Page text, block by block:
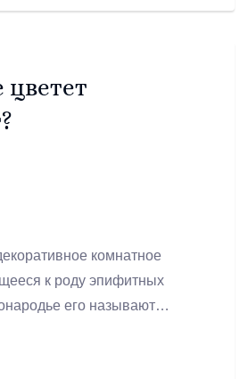
комнатное
к роду эпифитных
его называют
в зимний период. Во время